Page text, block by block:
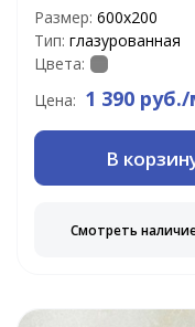
Размер: 600х200
Тип: глазурованная
Цвета:
Цена: 1 390
В
Смотреть